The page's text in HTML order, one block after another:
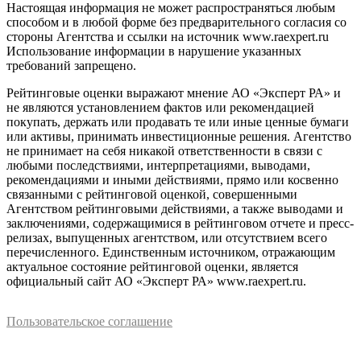
Настоящая информация не может распространяться любым
способом и в любой форме без предварительного согласия со
стороны Агентства и ссылки на источник www.raexpert.ru
Использование информации в нарушение указанных
требований запрещено.
Рейтинговые оценки выражают мнение АО «Эксперт РА» и
не являются установлением фактов или рекомендацией
покупать, держать или продавать те или иные ценные бумаги
или активы, принимать инвестиционные решения. Агентство
не принимает на себя никакой ответственности в связи с
любыми последствиями, интерпретациями, выводами,
рекомендациями и иными действиями, прямо или косвенно
связанными с рейтинговой оценкой, совершенными
Агентством рейтинговыми действиями, а также выводами и
заключениями, содержащимися в рейтинговом отчете и пресс-
релизах, выпущенных агентством, или отсутствием всего
перечисленного. Единственным источником, отражающим
актуальное состояние рейтинговой оценки, является
официальный сайт АО «Эксперт РА» www.raexpert.ru.
Пользовательское соглашение